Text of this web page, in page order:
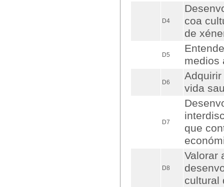
D4
coa
de
D5
medios
D6
vida
D7
que
D8
Valorar
cultural